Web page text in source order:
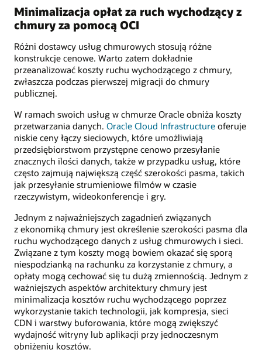
Minimalizacja opłat za ruch wychodzący z
chmury za pomocą OCI
Różni dostawcy usług chmurowych stosują różne
konstrukcje cenowe. Warto zatem dokładnie
przeanalizować koszty ruchu wychodzącego z chmury,
zwłaszcza podczas pierwszej migracji do chmury
publicznej.
W ramach swoich usług w chmurze Oracle obniża koszty
przetwarzania danych. Oracle Cloud Infrastructure oferuje
niskie ceny łączy sieciowych, które umożliwiają
przedsiębiorstwom przystępne cenowo przesyłanie
znacznych ilości danych, także w przypadku usług, które
często zajmują największą część szerokości pasma, takich
jak przesyłanie strumieniowe filmów w czasie
rzeczywistym, wideokonferencje i gry.
Jednym z najważniejszych zagadnień związanych
z ekonomiką chmury jest określenie szerokości pasma dla
ruchu wychodzącego danych z usług chmurowych i sieci.
Związane z tym koszty mogą bowiem okazać się sporą
niespodzianką na rachunku za korzystanie z chmury, a
opłaty mogą cechować się tu dużą zmiennością. Jednym z
ważniejszych aspektów architektury chmury jest
minimalizacja kosztów ruchu wychodzącego poprzez
wykorzystanie takich technologii, jak kompresja, sieci
CDN i warstwy buforowania, które mogą zwiększyć
wydajność witryny lub aplikacji przy jednoczesnym
obniżeniu kosztów.